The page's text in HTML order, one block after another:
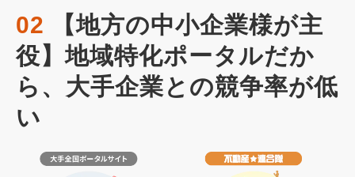
02 【地方の中小企業様が主
役】地域特化ポータルだか
ら、大手企業との競争率が低
い